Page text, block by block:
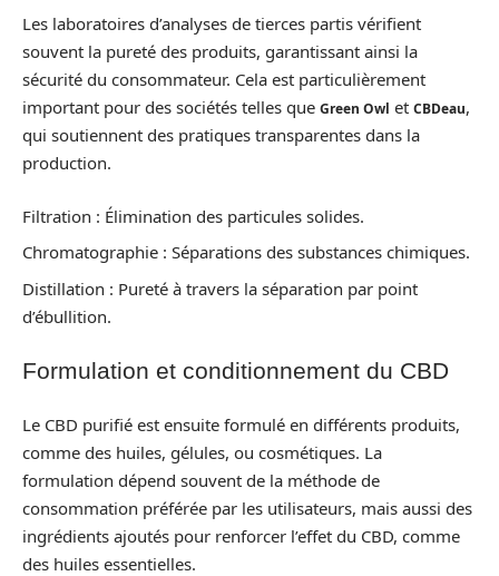
Les laboratoires d’analyses de tierces partis vérifient
souvent la pureté des produits, garantissant ainsi la
sécurité du consommateur. Cela est particulièrement
important pour des sociétés telles que Green Owl et CBDeau,
qui soutiennent des pratiques transparentes dans la
production.
Filtration : Élimination des particules solides.
Chromatographie : Séparations des substances chimiques.
Distillation : Pureté à travers la séparation par point
d’ébullition.
Formulation et conditionnement du CBD
Le CBD purifié est ensuite formulé en différents produits,
comme des huiles, gélules, ou cosmétiques. La
formulation dépend souvent de la méthode de
consommation préférée par les utilisateurs, mais aussi des
ingrédients ajoutés pour renforcer l’effet du CBD, comme
des huiles essentielles.